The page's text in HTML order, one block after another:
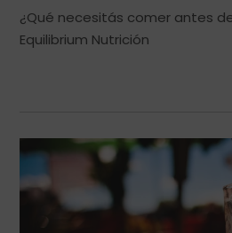
¿Qué necesitás comer antes
Equilibrium Nutrición